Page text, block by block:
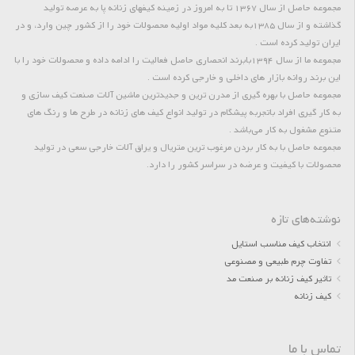
مجموعه حاصل از سال 1367 تا به امروز در زمینه کیفهای زنانه پا به عرصه تولید
گذاشته و از سال 1385به بعد کلیه مواد اولیه محصولات خود را از کشور چین وارد، و در
ایران تولید کرده است .
مجموعه ما از سال 1394بابرند انحصاری حاصل فعالیت را ادامه داده و محصولات خود را با
این برند روانه بازار های داخلی و خارجی کرده است .
مجموعه حاصل با بهره گیری از مدرن ترین و جدیدترین ماشین آلات صنعت کیف سازی و
به کار گیری افراد باتجربه پیشگام در تولید انواع کیف های زنانه در طرح ها و رنگ های
متنوع مشغول به کار می‌باشد .
مجموعه حاصل با به کار بردن مرغوب ترین متریال و یراق آلات خارجی سعی در تولید
محصولات با کیفیت و عرضه در سراسر کشور را دارد.
نوشته‌های تازه
انتخاب کیف مناسب استایل
تفاوت چرم طبیعی و مصنوعی
تاثیر کیف زنانه بر صنعت مد
کیف زنانه
تماس با ما